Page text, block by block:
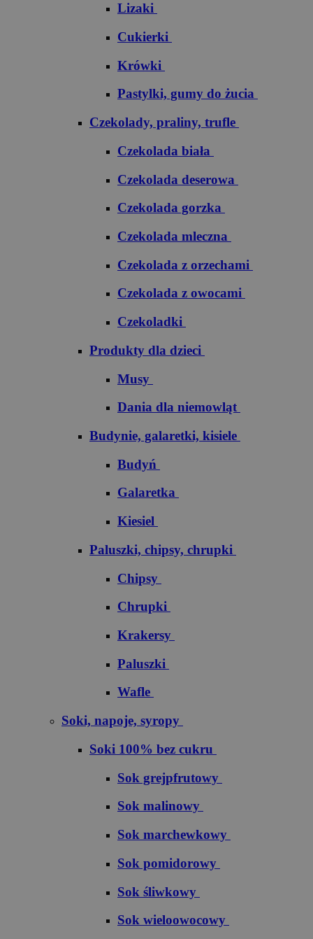
Lizaki
Cukierki
Krówki
Pastylki, gumy do żucia
Czekolady, praliny, trufle
Czekolada biała
Czekolada deserowa
Czekolada gorzka
Czekolada mleczna
Czekolada z orzechami
Czekolada z owocami
Czekoladki
Produkty dla dzieci
Musy
Dania dla niemowląt
Budynie, galaretki, kisiele
Budyń
Galaretka
Kiesiel
Paluszki, chipsy, chrupki
Chipsy
Chrupki
Krakersy
Paluszki
Wafle
Soki, napoje, syropy
Soki 100% bez cukru
S​o​k​ ​g​r​e​j​p​f​r​u​t​o​w​y
Sok malinowy
Sok marchewkowy
Sok pomidorowy
Sok śliwkowy
Sok wieloowocowy